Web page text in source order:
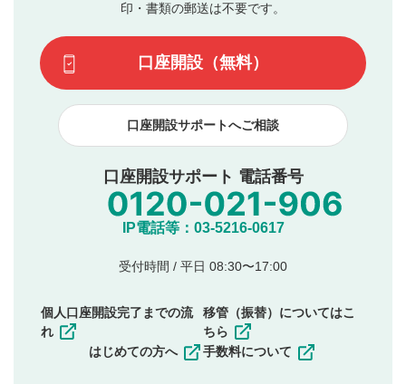
印・書類の郵送は不要です。
口座開設（無料）
口座開設サポートへご相談
口座開設サポート 電話番号
IP電話等：03-5216-0617
受付時間 / 平日 08:30〜17:00
個人口座開設完了までの流
れ
はじめての方へ
移管（振替）についてはこ
ちら
手数料について